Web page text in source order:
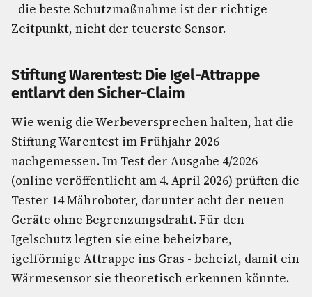
- die beste Schutzmaßnahme ist der richtige
Zeitpunkt, nicht der teuerste Sensor.
Stiftung Warentest: Die Igel-Attrappe
entlarvt den Sicher-Claim
Wie wenig die Werbeversprechen halten, hat die
Stiftung Warentest im Frühjahr 2026
nachgemessen. Im Test der Ausgabe 4/2026
(online veröffentlicht am 4. April 2026) prüften die
Tester 14 Mähroboter, darunter acht der neuen
Geräte ohne Begrenzungsdraht. Für den
Igelschutz legten sie eine beheizbare,
igelförmige Attrappe ins Gras - beheizt, damit ein
Wärmesensor sie theoretisch erkennen könnte.